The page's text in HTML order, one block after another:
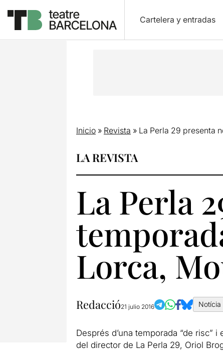
Cartelera y entradas
Inicio» Revista » La Perla 29 presenta
LA REVISTA
La Perla
Lorca,
Redacció21 julio 2016 Notícia
Després d’una temporada “de risc”
del director de La Perla 29, Oriol